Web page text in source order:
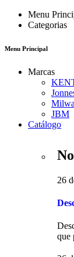
Menu
Categorias
Menu Principal
Marcas
JBM
Catálogo
26
que